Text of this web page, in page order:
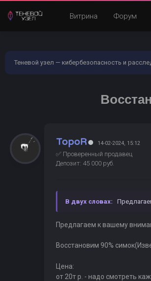
Витрина Форум
Теневой узел — кибербезопасность и
TopoR 14-02-2024, 15:12
✅ Проверенный продавец
Депозит: 45 000 руб.
В двух словах:
Предлагаем к вашему
Восстановим 90%
Цена:
от 20т р. - надо смотреть